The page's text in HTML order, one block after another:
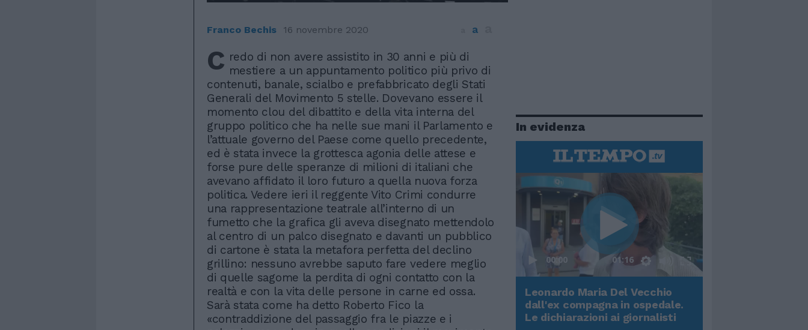
Franco Bechis 16 novembre 2020 a
C redo di non avere assistito in 30 anni e più di
mestiere a un appuntamento politico più privo di
contenuti, banale, scialbo e prefabbricato degli Stati
Generali del Movimento 5 stelle. Dovevano essere il
momento clou del dibattito e della vita interna del
gruppo politico che ha nelle sue mani il Parlamento e
l’attuale governo del Paese come quello precedente,
ed è stata invece la grottesca agonia delle attese e
forse pure delle speranze di milioni di italiani che
avevano affidato il loro futuro a quella nuova forza
politica. Vedere ieri il reggente Vito Crimi condurre
una rappresentazione teatrale all’interno di un
fumetto che la grafica gli aveva disegnato mettendolo
al centro di un palco disegnato e davanti un pubblico
di cartone è stata la metafora perfetta del declino
grillino: nessuno avrebbe saputo fare vedere meglio
di quelle sagome la perdita di ogni contatto con la
realtà e con la vita delle persone in carne ed ossa.
Sarà stata come ha detto Roberto Fico la
«contraddizione del passaggio fra le piazze e i
In evidenza
Rudy Giuliani a Come States?
Trump, Meloni e la strategia
00:00 01:16
Leonardo Maria Del Vecchio
dall'ex compagna in ospedale.
Le dichiarazioni ai giornalisti